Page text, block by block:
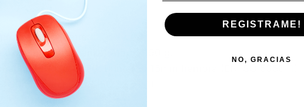
265 x 80mm
ni mascarilla) Aprox. 190 g.
(EN ISO 5356-1) Interno 15mm hembra (EN ISO 5356-1).
30mm macho (EN ISO 5356-1)
+/- 0.1 mm
REGISTRAME!
NO, GRACIAS